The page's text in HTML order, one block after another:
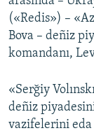
(«Redis») –
Bova – deñiz
komandanı,
«Serğiy
deñiz
vazifelerini eda